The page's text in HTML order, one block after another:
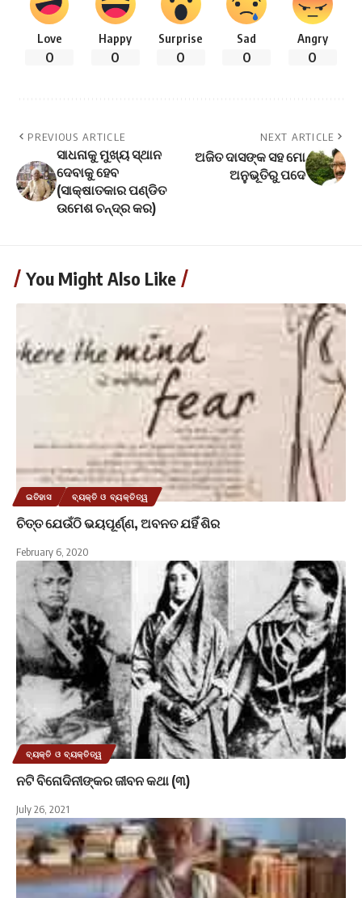
Love
0
Happy
0
Surprise
0
Sad
0
Angry
0
PREVIOUS ARTICLE
ସାଧନାକୁ ମୁଖ୍ୟ ସ୍ଥାନ
ଦେବାକୁ ହେବ
(ସାକ୍ଷାତକାର ପଣ୍ଡିତ
ଉମେଶ ଚନ୍ଦ୍ର କର)
NEXT ARTICLE
ଅଜିତ ଦାସଙ୍କ ସହ ମୋ
ଅନୁଭୂତିରୁ ପଦେ
You Might Also Like
ଇତିହାସ ବ୍ୟକ୍ତି ଓ ବ୍ୟକ୍ତିତ୍ୱ
ଚିତ୍ତ ଯେଉଁଠି ଭୟପୂର୍ଣ୍ଣ, ଅବନତ ଯହିଁ ଶିର
February 6, 2020
ବ୍ୟକ୍ତି ଓ ବ୍ୟକ୍ତିତ୍ୱ
ନଟି ବିନୋଦିନୀଙ୍କର ଜୀବନ କଥା (୩)
July 26, 2021